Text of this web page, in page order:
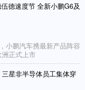
德速度节 全新小鹏G6及
小鹏汽车携最新产品阵容
正式上市
星非半导体员工集体穿